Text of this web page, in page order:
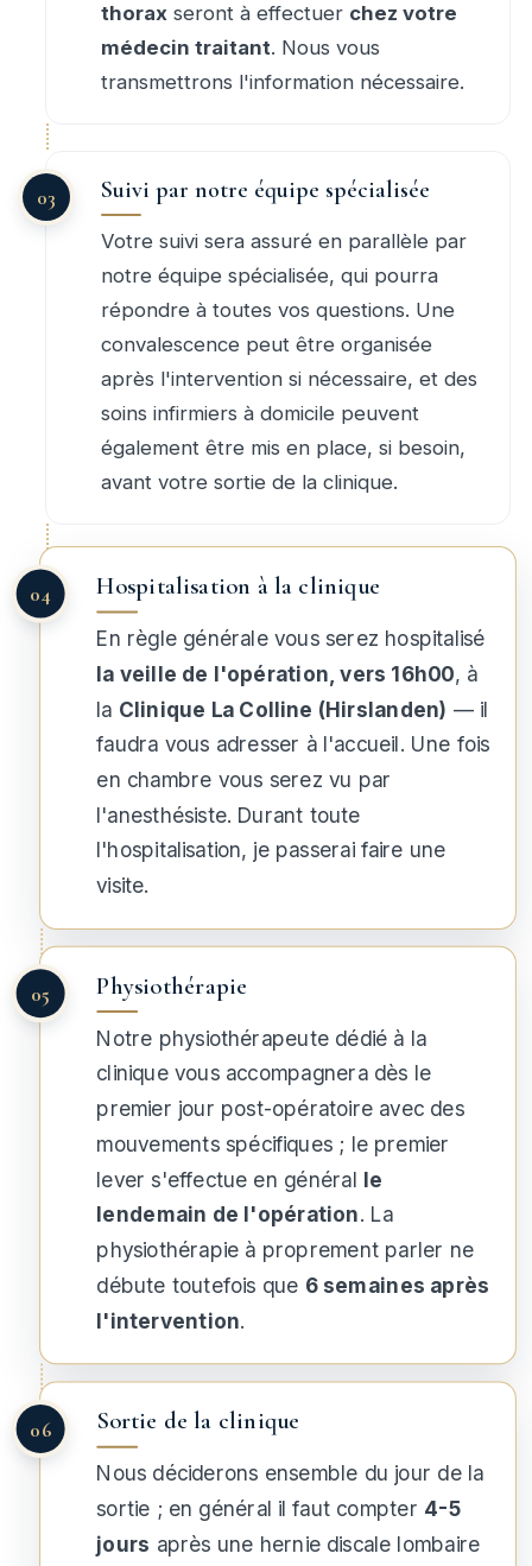
thorax seront à effectuer chez votre
médecin traitant. Nous vous
transmettrons l'information nécessaire.
Suivi par notre équipe spécialisée
Votre suivi sera assuré en parallèle par
notre équipe spécialisée, qui pourra
répondre à toutes vos questions. Une
convalescence peut être organisée
après l'intervention si nécessaire, et des
soins infirmiers à domicile peuvent
également être mis en place, si besoin,
avant votre sortie de la clinique.
Hospitalisation à la clinique
En règle générale vous serez hospitalisé
la veille de l'opération, vers 16h00, à
la Clinique La Colline (Hirslanden) — il
faudra vous adresser à l'accueil. Une fois
en chambre vous serez vu par
l'anesthésiste. Durant toute
l'hospitalisation, je passerai faire une
visite.
Physiothérapie
Notre physiothérapeute dédié à la
clinique vous accompagnera dès le
premier jour post-opératoire avec des
mouvements spécifiques ; le premier
lever s'effectue en général le
lendemain de l'opération. La
physiothérapie à proprement parler ne
débute toutefois que 6 semaines après
l'intervention.
Sortie de la clinique
Nous déciderons ensemble du jour de la
sortie ; en général il faut compter 4-5
jours après une hernie discale lombaire